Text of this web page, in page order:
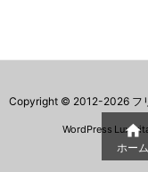
Copyright © 2012-2026 フ
WordPress 
ホーム